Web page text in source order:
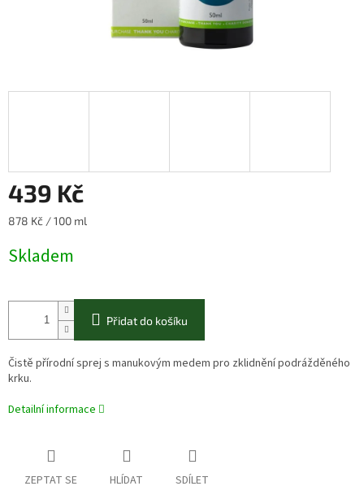
439 Kč
Měrná
878 Kč / 100 ml
Skladem
Přidat do košíku
Čistě přírodní sprej s manukovým medem pro zklidnění podrážděného
krku.
Detailní informace
ZEPTAT SE HLÍDAT SDÍLET